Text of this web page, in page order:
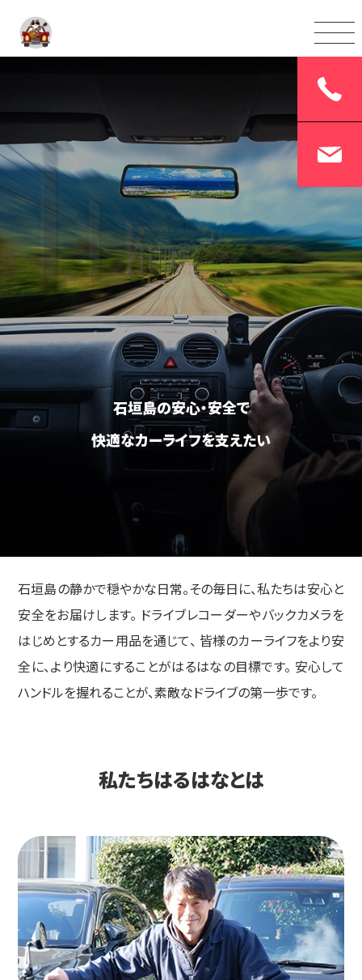
石垣島の安心・安全で
快適なカーライフを支えたい
石垣島の静かで穏やかな日常。その毎日に、私たちは安心と
安全をお届けします。 ドライブレコーダーやバックカメラを
はじめとするカー用品を通じて、 皆様のカーライフをより安
全に、より快適にすることがはるはなの目標です。 安心して
ハンドルを握れることが、素敵なドライブの第一歩です。
私たちはるはなとは